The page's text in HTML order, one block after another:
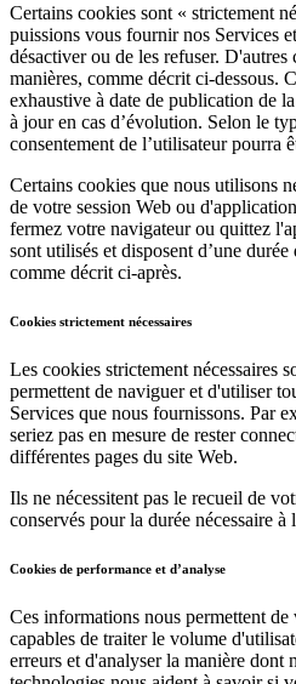
Types
Salon de beauté
Salon de manucure
Salon de coiffure
Spa
Salon de barbier
Tatouage et piercing
Types
Rénovation et
Transport
Services pour animaux
Services de nettoyage
Certains cookies sont « strictement
puissions vous fournir nos Services
désactiver ou de les refuser.
manières, comme décrit ci-dessous.
exhaustive à date de publication de
à jour en cas d’évolution. Selon le
consentement de l’utilisateur pourra
Certains cookies que nous utilisons
de votre session Web ou
fermez votre navigateur ou quittez
sont utilisés et disposent d’une
comme décrit ci-après.
Cookies strictement nécessaires
Les cookies strictement nécessaires
permettent de naviguer et d'utiliser
Services que nous fournissons. Par
seriez pas en mesure de rester
différentes pages du site Web.
Ils ne nécessitent pas le recueil de
conservés pour la durée nécessaire
Cookies de performance et d’analyse
Ces informations nous permettent
capables de traiter le volume
erreurs et d'analyser la manière dont